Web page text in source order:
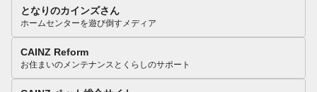
となりのカインズさん
ホームセンターを遊び倒すメディア
CAINZ Reform
お住まいのメンテナンスとくらしのサポート